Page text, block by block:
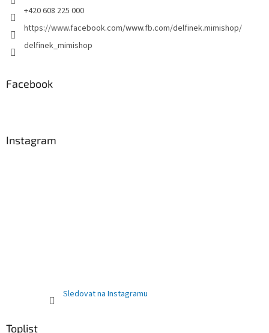
k
+420 608 225 000
https://www.facebook.com/www.fb.com/delfinek.mimishop/
delfinek_mimishop
Facebook
Instagram
Sledovat na Instagramu
Toplist